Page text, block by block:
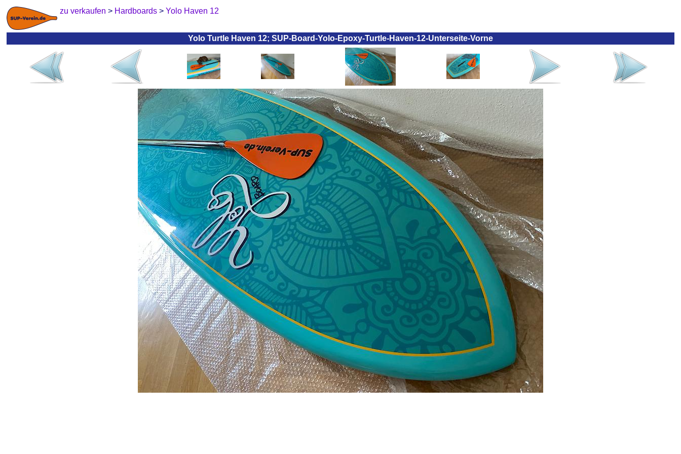
zu verkaufen > Hardboards > Yolo Haven 12
Yolo Turtle Haven 12; SUP-Board-Yolo-Epoxy-Turtle-Haven-12-Unterseite-Vorne